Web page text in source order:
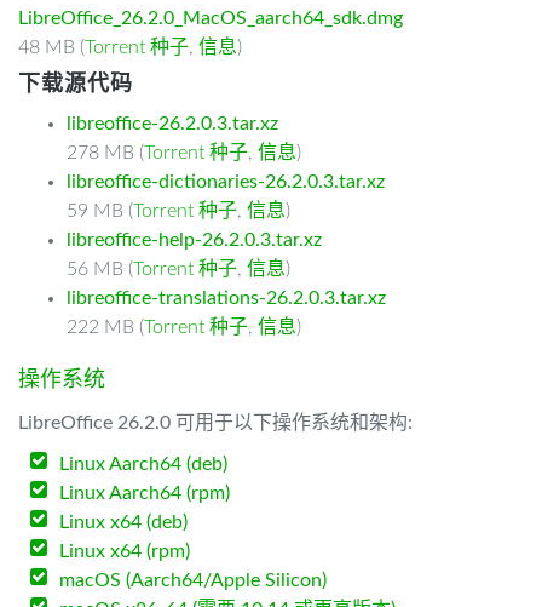
LibreOffice_26.2.0_MacOS_aarch64_sdk.dmg
48 MB (Torrent 种子, 信息)
下载源代码
libreoffice-26.2.0.3.tar.xz
278 MB (Torrent 种子, 信息)
libreoffice-dictionaries-26.2.0.3.tar.xz
59 MB (Torrent 种子, 信息)
libreoffice-help-26.2.0.3.tar.xz
56 MB (Torrent 种子, 信息)
libreoffice-translations-26.2.0.3.tar.xz
222 MB (Torrent 种子, 信息)
操作系统
LibreOffice 26.2.0 可用于以下操作系统和架构:
Linux Aarch64 (deb)
Linux Aarch64 (rpm)
Linux x64 (deb)
Linux x64 (rpm)
macOS (Aarch64/Apple Silicon)